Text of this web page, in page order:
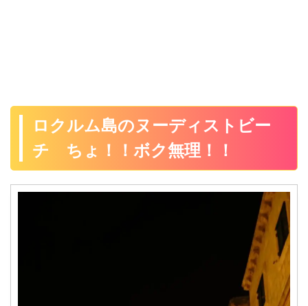
ロクルム島のヌーディストビー
チ ちょ！！ボク無理！！